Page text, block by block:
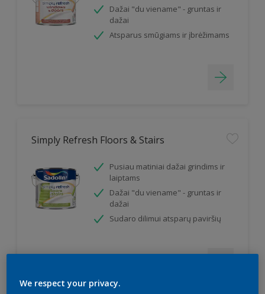
Dažai "du viename" - gruntas ir
dažai
Atsparus smūgiams ir įbrėžimams
Simply Refresh Floors & Stairs
Pusiau matiniai dažai grindims ir
laiptams
Dažai "du viename" - gruntas ir
dažai
Sudaro dilimui atsparų paviršių
We respect your privacy.